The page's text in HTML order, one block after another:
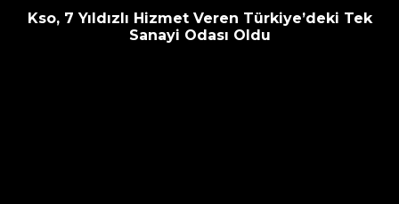
Kso, 7 Yıldızlı Hizmet Veren Türkiye’deki Tek
Sanayi Odası Oldu